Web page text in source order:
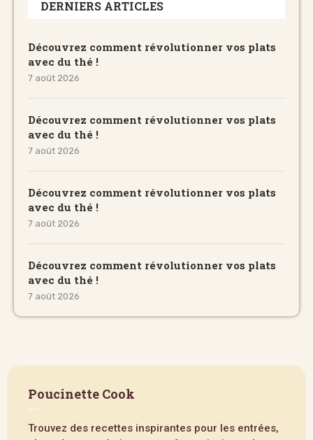
DERNIERS ARTICLES
Découvrez comment révolutionner vos plats
avec du thé !
7 août 2026
Découvrez comment révolutionner vos plats
avec du thé !
7 août 2026
Découvrez comment révolutionner vos plats
avec du thé !
7 août 2026
Découvrez comment révolutionner vos plats
avec du thé !
7 août 2026
Poucinette Cook
Trouvez des recettes inspirantes pour les entrées,